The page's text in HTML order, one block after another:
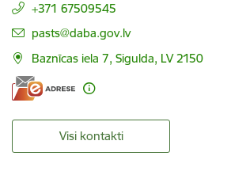
+371 67509545
E-pasts:
pasts@daba.gov.lv
Baznīcas iela 7, Sigulda, LV 2150
Visi kontakti